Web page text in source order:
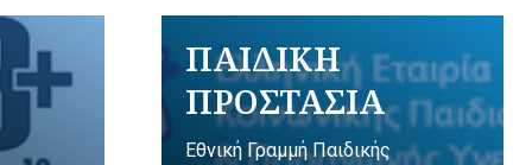
ΠΑΙΔΙΚΗ
ΠΡΟΣΤΑΣΙΑ
Εθνική Γραμμή Παιδικής